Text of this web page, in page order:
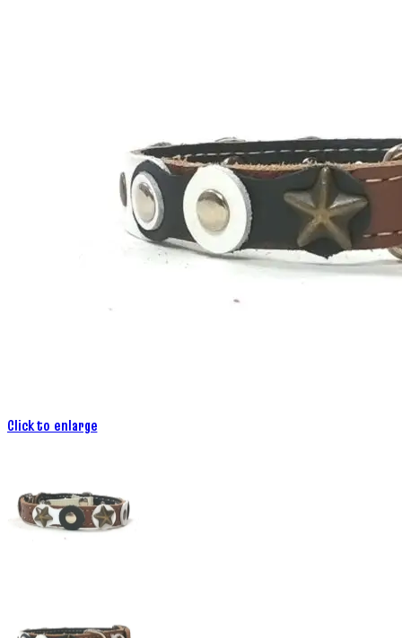
Click to enlarge